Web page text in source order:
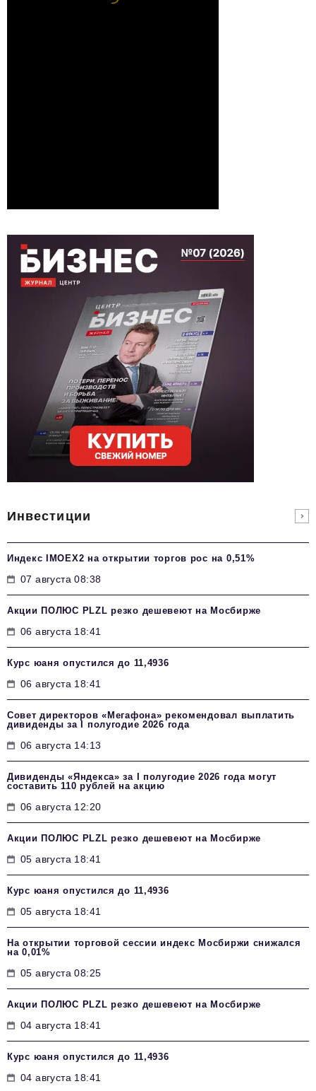
Инвестиции
Индекс IMOEX2 на открытии торгов рос на 0,51%
07 августа 08:38
Акции ПОЛЮС PLZL резко дешевеют на Мосбирже
06 августа 18:41
Курс юаня опустился до 11,4936
06 августа 18:41
Совет директоров «Мегафона» рекомендовал выплатить
дивиденды за I полугодие 2026 года
06 августа 14:13
Дивиденды «Яндекса» за I полугодие 2026 года могут
составить 110 рублей на акцию
06 августа 12:20
Акции ПОЛЮС PLZL резко дешевеют на Мосбирже
05 августа 18:41
Курс юаня опустился до 11,4936
05 августа 18:41
На открытии торговой сессии индекс Мосбиржи снижался
на 0,01%
05 августа 08:25
Акции ПОЛЮС PLZL резко дешевеют на Мосбирже
04 августа 18:41
Курс юаня опустился до 11,4936
04 августа 18:41